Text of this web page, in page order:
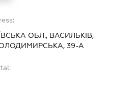
ОБЛ., ВАСИЛЬКІВ,
39-А